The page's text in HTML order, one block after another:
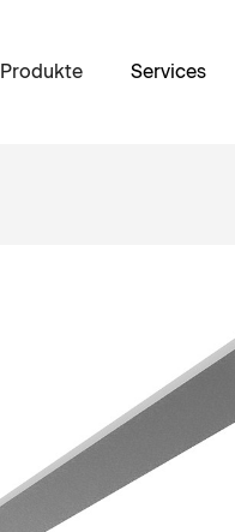
Produkte Services